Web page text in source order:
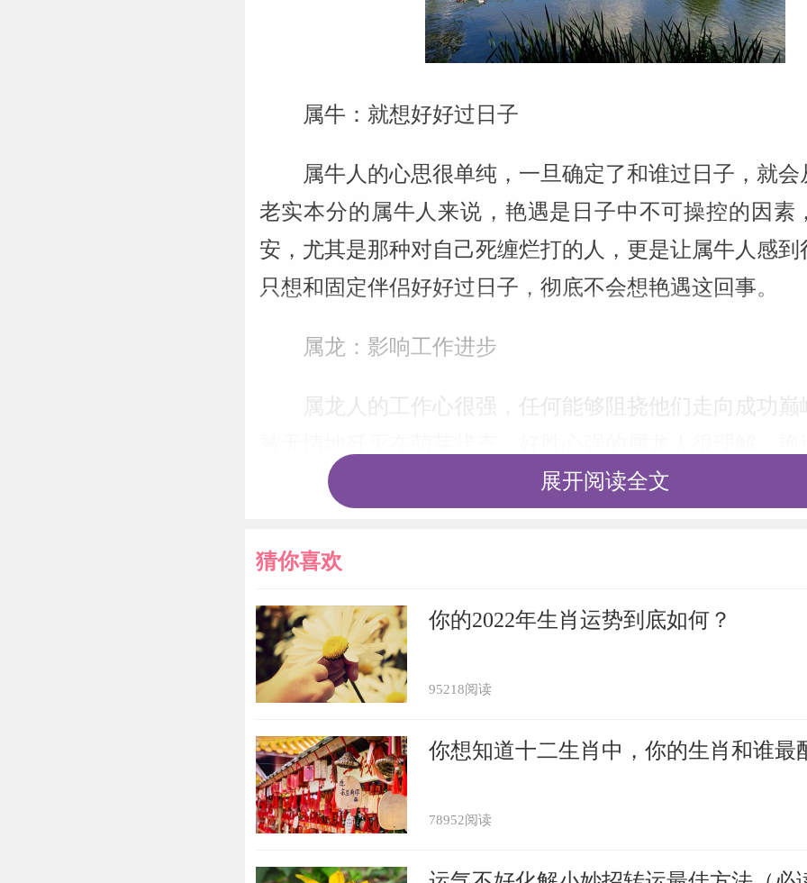
属牛：就想好好过日子
属牛人的心思很单纯，一旦确定了和谁过日子，就
老实本分的属牛人来说，艳遇是日子中不可操控的因素
安，尤其是那种对自己死缠烂打的人，更是让属牛人感
只想和固定伴侣好好过日子，彻底不会想艳遇这回事。
属龙：影响工作进步
属龙人的工作心很强，任何能够阻挠他们走向成功
工作的打击可能是毁灭性的，他们从不想交上桃花运，
属蛇人很在乎精神世界的安宁，历来不会自动去和
的羁绊，关于艳遇之类的工作，更是毫不关心。关于属
会让属蛇人感到烦躁异常，只想远离躲个清静。
属猴：忠诚度很高
属猴人关于艳遇是嗤之以鼻的，他们有了终身伴侣
展开阅读全文
猜你喜欢
你的2022年生肖运势到底如何？
95218阅读
你想知道十二生肖中，你的生肖和谁最
78952阅读